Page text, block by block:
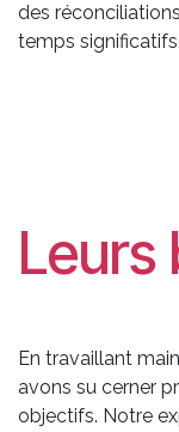
des
temps significatifs.
Leurs
En travaillant
avons su cerner
objectifs. Notre